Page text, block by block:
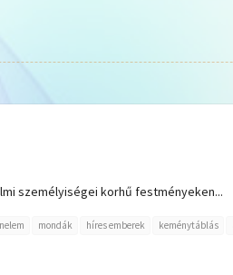
személyiségei korhű festményeken...
mondák híres emberek keménytáblás